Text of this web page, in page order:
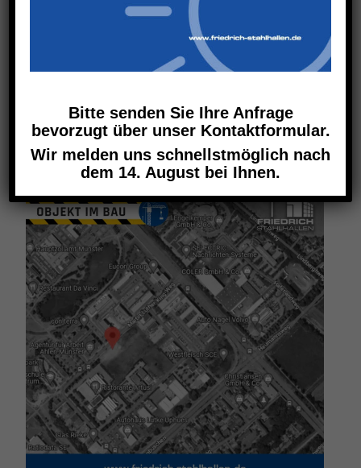
Bitte senden Sie Ihre Anfrage
bevorzugt über unser Kontaktformular.
Wir melden uns schnellstmöglich nach
dem 14. August bei Ihnen.